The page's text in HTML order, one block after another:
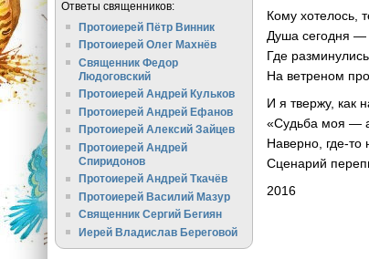
Кому хотелось,
Душа сегодня —
Где
На ветреном
И я твержу, как
«Судьба моя —
Наверно, где-то
Сценарий
2016
Ответы священников:
Протоиерей Пётр Винник
Протоиерей Олег Махнёв
Священник Федор
Людоговский
Протоиерей Андрей Кульков
Протоиерей Андрей Ефанов
Протоиерей Алексий Зайцев
Протоиерей Андрей
Спиридонов
Протоиерей Андрей Ткачёв
Протоиерей Василий Мазур
Священник Сергий Бегиян
Иерей Владислав Береговой